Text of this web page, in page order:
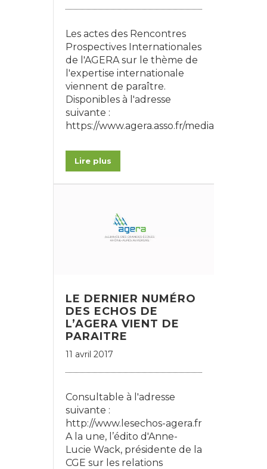
Les actes des Rencontres
Prospectives Internationales
de l'AGERA sur le thème de
l'expertise internationale
viennent de paraître.
Disponibles à l'adresse
suivante :
https://www.agera.asso.fr/medias/
Lire plus
LE DERNIER NUMÉRO
DES ECHOS DE
L’AGERA VIENT DE
PARAITRE
11 avril 2017
Consultable à l'adresse
suivante :
http://www.lesechos-agera.fr
A la une, l’édito d'Anne-
Lucie Wack, présidente de la
CGE sur les relations